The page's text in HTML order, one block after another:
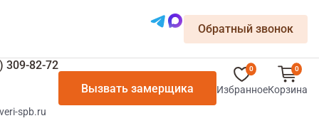
Обратный звонок
309-82-72
spb.ru
Вызвать замерщика
0
Избранное
0
Корзина